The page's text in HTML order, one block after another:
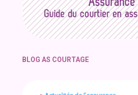
BLOG AS COURTAGE